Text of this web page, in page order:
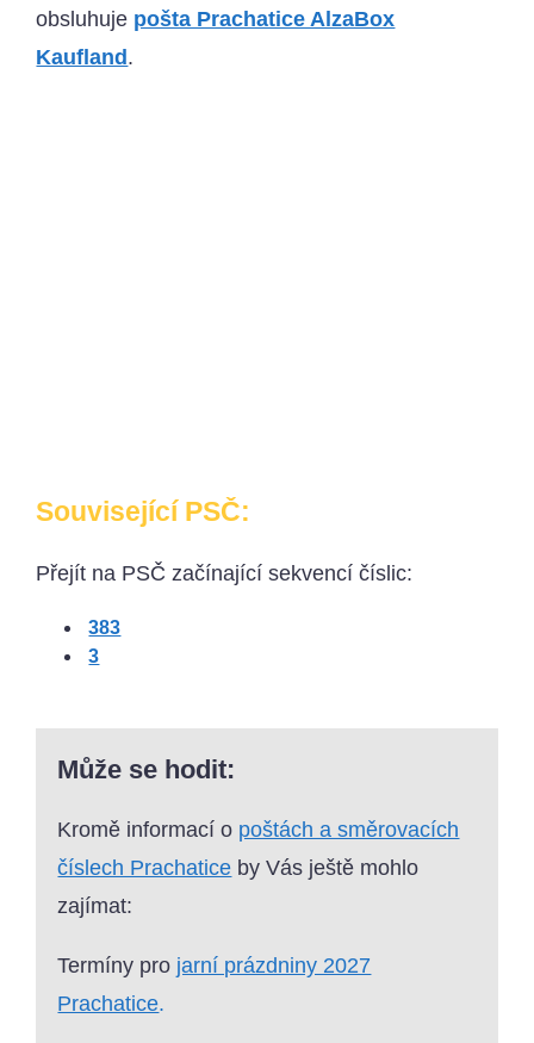
obsluhuje pošta Prachatice AlzaBox
Kaufland .
Související PSČ:
Přejít na PSČ začínající sekvencí číslic:
383
3
Může se hodit:
Kromě informací o poštách a směrovacích
číslech Prachatice by Vás ještě mohlo
zajímat:
Termíny pro jarní prázdniny 2027
Prachatice.